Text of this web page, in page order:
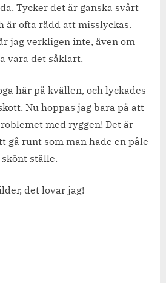
Tycker det är ganska svårt
är ofta rädd att misslyckas.
jag verkligen inte, även om
vara det såklart.
här på kvällen, och lyckades
Nu hoppas jag bara på att
med ryggen! Det är
gå runt som man hade en påle
ställe.
det lovar jag!